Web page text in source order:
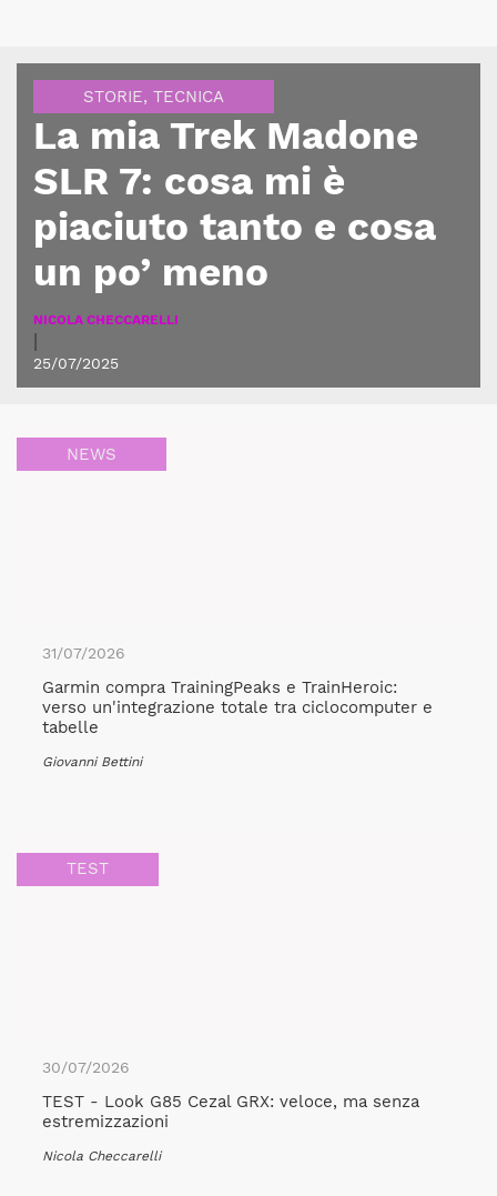
STORIE, TECNICA
La mia Trek Madone
SLR 7: cosa mi è
piaciuto tanto e cosa
un po’ meno
NICOLA CHECCARELLI
25/07/2025
NEWS
31/07/2026
Garmin compra TrainingPeaks e TrainHeroic:
verso un'integrazione totale tra ciclocomputer e
tabelle
Giovanni Bettini
TEST
30/07/2026
TEST - Look G85 Cezal GRX: veloce, ma senza
estremizzazioni
Nicola Checcarelli